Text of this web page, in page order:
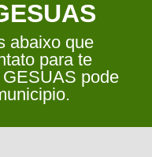
abaixo que
para te
pode